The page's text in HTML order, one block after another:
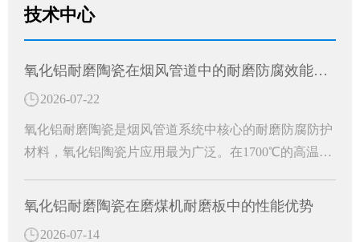
技术中心
氧化铝耐磨陶瓷在烟风管道中的耐磨防腐效能分析
2026-07-22
氧化铝耐磨陶瓷是烟风管道系统中核心的耐磨防腐防护
材料，氧化铝陶瓷片应用最为广泛。在1700℃的高温窑
白色刚玉耐磨防护材料。成为工业烟风管道长效防护的
氧化铝耐磨陶瓷在磨煤机耐磨板中的性能优势
2026-07-14